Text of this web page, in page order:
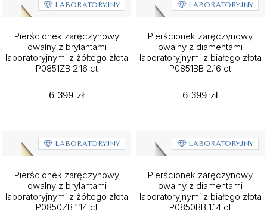
LABORATORYJNY
Pierścionek zaręczynowy
owalny z brylantami
laboratoryjnymi z żółtego złota
P0851ZB 2.16 ct
6 399 zł
LABORATORYJNY
Pierścionek zaręczynowy
owalny z diamentami
laboratoryjnymi z białego złota
P0851BB 2.16 ct
6 399 zł
LABORATORYJNY
Pierścionek zaręczynowy
owalny z brylantami
laboratoryjnymi z żółtego złota
P0850ZB 1.14 ct
LABORATORYJNY
Pierścionek zaręczynowy
owalny z diamentami
laboratoryjnymi z białego złota
P0850BB 1.14 ct